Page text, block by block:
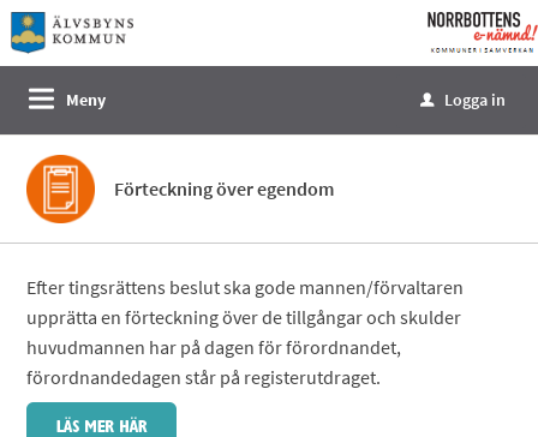
Välkommen
till
tjänster
Norrbottens
enämnd
Meny u Logga in
Förteckning över egendom
Efter tingsrättens beslut ska gode mannen/förvaltaren
upprätta en förteckning över de tillgångar och skulder
huvudmannen har på dagen för förordnandet,
förordnandedagen står på registerutdraget.